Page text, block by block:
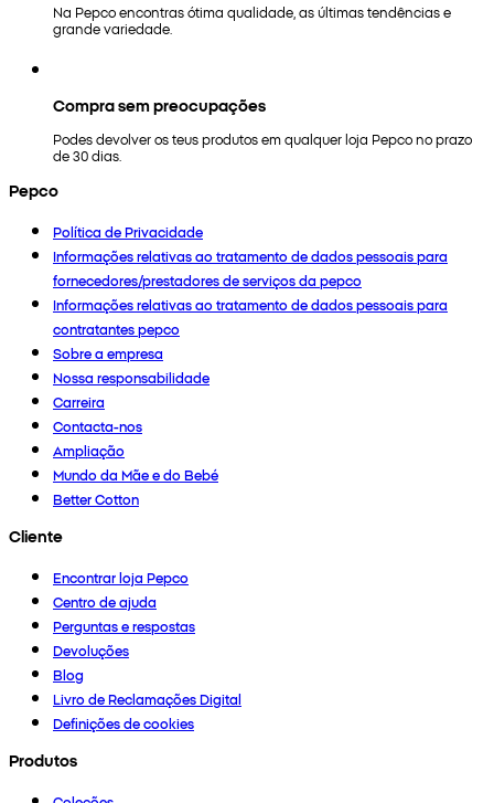
Na Pepco encontras ótima qualidade, as últimas tendências e
grande variedade.
Compra sem preocupações
Podes devolver os teus produtos em qualquer loja Pepco no prazo
de 30 dias.
Pepco
Política de Privacidade
Informações relativas ao tratamento de dados pessoais para
fornecedores/prestadores de serviços da pepco
Informações relativas ao tratamento de dados pessoais para
contratantes pepco
Sobre a empresa
Nossa responsabilidade
Carreira
Contacta-nos
Ampliação
Mundo da Mãe e do Bebé
Better Cotton
Cliente
Encontrar loja Pepco
Centro de ajuda
Perguntas e respostas
Devoluções
Blog
Livro de Reclamações Digital
Definições de cookies
Produtos